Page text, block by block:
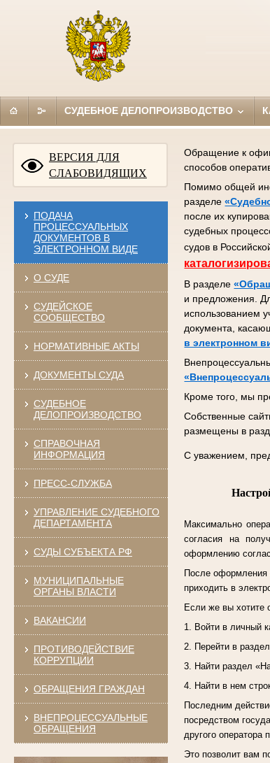
СУДЕБНОЕ ДЕЛОПРОИЗВОДСТВО
ВЕРСИЯ ДЛЯ
СЛАБОВИДЯЩИХ
ПОДАЧА
ПРОЦЕССУАЛЬНЫХ
ДОКУМЕНТОВ В
ЭЛЕКТРОННОМ ВИДЕ
О СУДЕ
СУДЕЙСКОЕ
СООБЩЕСТВО
НОРМАТИВНЫЕ АКТЫ
ДОКУМЕНТЫ СУДА
СУДЕБНОЕ
ДЕЛОПРОИЗВОДСТВО
СПРАВОЧНАЯ
ИНФОРМАЦИЯ
ПРЕСС-СЛУЖБА
УПРАВЛЕНИЕ СУДЕБНОГО
ДЕПАРТАМЕНТА
СУДЫ СУБЪЕКТА РФ
МУНИЦИПАЛЬНЫЕ
ОРГАНЫ ВЛАСТИ
ВАКАНСИИ
ПРОТИВОДЕЙСТВИЕ
КОРРУПЦИИ
ОБРАЩЕНИЯ ГРАЖДАН
ВНЕПРОЦЕССУАЛЬНЫЕ
ОБРАЩЕНИЯ
Обращение к
способов
Помимо общей
разделе
после их
судебных
судов в
В разделе
и предложения.
использованием
документа,
в электронном
Кроме того, мы
Собственные
размещены в
С уважением,
Максимально
согласия на
оформлению
После оформления
приходить в
Если же вы хотите
1. Войти в личный
2. Перейти в
3. Найти раздел
4. Найти в нем
Последним
посредством
другого оператора
Это позволит вам